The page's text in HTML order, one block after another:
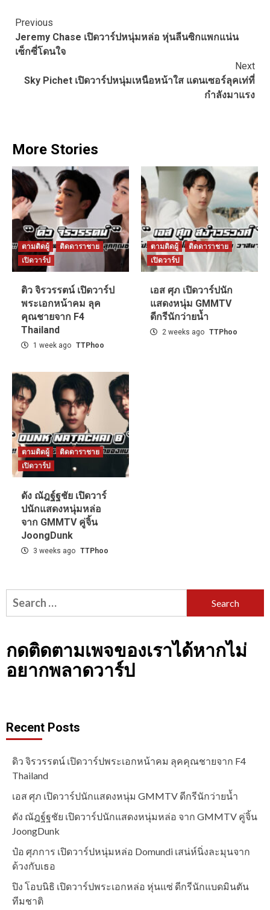
Continue
Reading
Previous
Jeremy Chase เปิดวาร์ปหนุ่มหล่อ หุ่นลีนซิกแพกแน่น
เซ็กซี่โดนใจ
Next
Sky Pichet เปิดวาร์ปหนุ่มเหนือหน้าใส แดนเซอร์ลุคเท่ที่
กำลังมาแรง
More Stories
ตามติดผู้
ติดดาราชาย
เปิดวาร์ป
ดิว จิรวรรตน์ เปิดวาร์ป
พระเอกหน้าคม ลุค
คุณชายจาก F4
Thailand
1 week ago TTPhoo
ตามติดผู้
ติดดาราชาย
เปิดวาร์ป
เอส ศุภ เปิดวาร์ปนัก
แสดงหนุ่ม GMMTV
ดีกรีนักว่ายน้ำ
2 weeks ago TTPhoo
ตามติดผู้
ติดดาราชาย
เปิดวาร์ป
ดัง ณัฎฐ์ฐชัย เปิดวาร์
ปนักแสดงหนุ่มหล่อ
จาก GMMTV คู่จิ้น
JoongDunk
3 weeks ago TTPhoo
Search
for:
กดติดตามเพจของเราได้หากไม่
อยากพลาดวาร์ป
Recent Posts
ดิว จิรวรรตน์ เปิดวาร์ปพระเอกหน้าคม ลุคคุณชายจาก F4
Thailand
เอส ศุภ เปิดวาร์ปนักแสดงหนุ่ม GMMTV ดีกรีนักว่ายน้ำ
ดัง ณัฎฐ์ฐชัย เปิดวาร์ปนักแสดงหนุ่มหล่อ จาก GMMTV คู่จิ้น
JoongDunk
ป๋อ ศุภการ เปิดวาร์ปหนุ่มหล่อ Domundi เสน่ห์นิ่งละมุนจาก
ด้วงกับเธอ
ปิง โอบนิธิ เปิดวาร์ปพระเอกหล่อ หุ่นแซ่ ดีกรีนักแบดมินตัน
ทีมชาติ